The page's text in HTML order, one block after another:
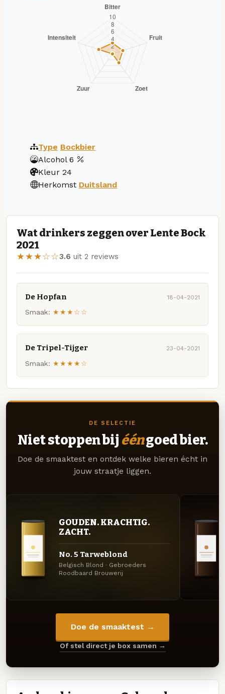
Type Bockbier
Alcohol 6
Kleur 24
Herkomst Duitsland
Wat drinkers zeggen over Lente Bock
2021
★★★☆☆3.6 uit 2 reviews
De Hopfan 18-04-2021
Smaak: ★★★☆☆
De Tripel-Tijger 23-04-2021
Smaak: ★★★★☆
DE SELECTIE
Niet stoppen bij ééngoed bier.
Doe de smaaktest en ontdek welke bieren écht in
jouw straatje liggen.
GOUDEN. KRACHTIG.
ZACHT.
No. 5 Tarweblond
Belgisch Blond · Gebroeders
Roodbaard Brouwerij
Doe de smaaktest →
Of stel direct je box samen →